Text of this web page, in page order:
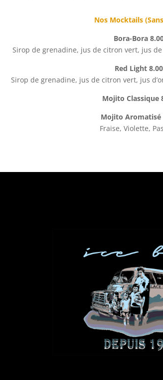
Nos Mocktails
Bora-Bora
Sirop de grenadine, jus de citron vert, jus
Red Light
Sirop de grenadine, jus de citron vert, jus
Mojito Classique
Mojito Aromatisé
Fraise, Violette,